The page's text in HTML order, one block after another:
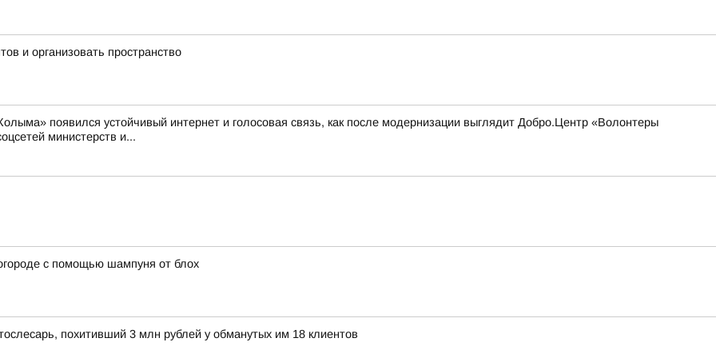
и организовать пространство
появился устойчивый интернет и голосовая связь, как после модернизации выглядит Добро.Центр «Волонтеры
министерств и...
с помощью шампуня от блох
похитивший 3 млн рублей у обманутых им 18 клиентов